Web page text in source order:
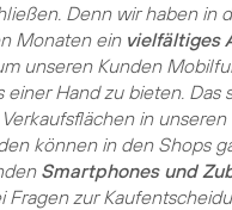
Denn wir haben in
Monaten ein vielfältiges
unseren Kunden
einer Hand zu bieten. Das
in unseren
können in den Shops
Smartphones und
Fragen zur